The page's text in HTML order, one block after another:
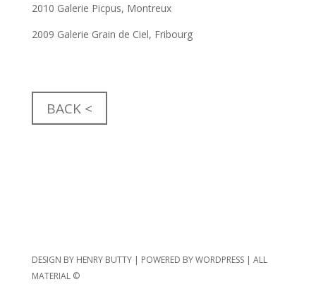
2010 Galerie Picpus, Montreux
2009 Galerie Grain de Ciel, Fribourg
BACK <
DESIGN BY HENRY BUTTY | POWERED BY WORDPRESS | ALL
MATERIAL ©